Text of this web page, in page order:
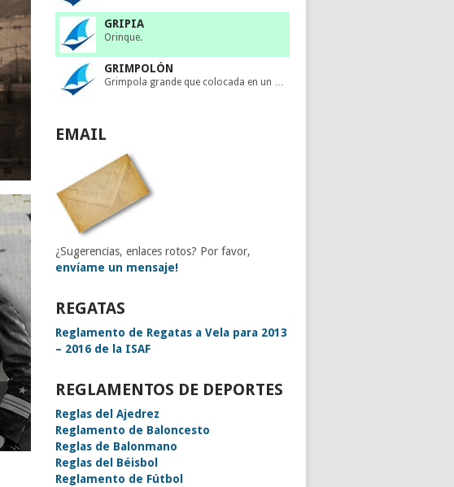
GRIPIA
Orinque.
GRIMPOLÓN
Grimpola grande que colocada en un …
EMAIL
¿Sugerencias, enlaces rotos? Por favor,
envíame un mensaje!
REGATAS
Reglamento de Regatas a Vela para 2013
– 2016 de la ISAF
REGLAMENTOS DE DEPORTES
Reglas del Ajedrez
Reglamento de Baloncesto
Reglas de Balonmano
Reglas del Béisbol
Reglamento de Fútbol